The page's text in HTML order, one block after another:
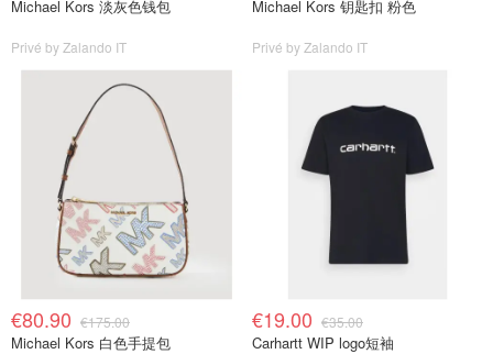
Michael Kors 淡灰色钱包
Privé by Zalando IT
Michael Kors 钥匙扣 粉色
Privé by Zalando IT
€80.90 €175.00
Michael Kors 白色手提包
€19.00 €35.00
Carhartt WIP logo短袖